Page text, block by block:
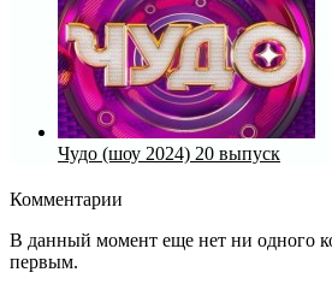
Чудо (шоу 2024) 20 выпуск
Комментарии
В данный момент еще нет ни одного
первым.